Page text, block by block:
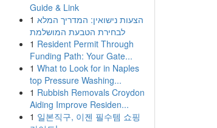
Guide & Link
1 הצעות נישואין: המדריך המלא
לבחירת הטבעת המושלמת
1 Resident Permit Through
Funding Path: Your Gate...
1 What to Look for in Naples
top Pressure Washing...
1 Rubbish Removals Croydon
Aiding Improve Residen...
1 일본직구, 이젠 필수템 쇼핑